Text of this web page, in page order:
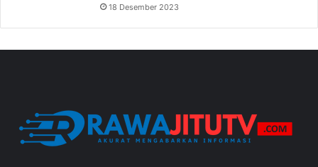
18 Desember 2023